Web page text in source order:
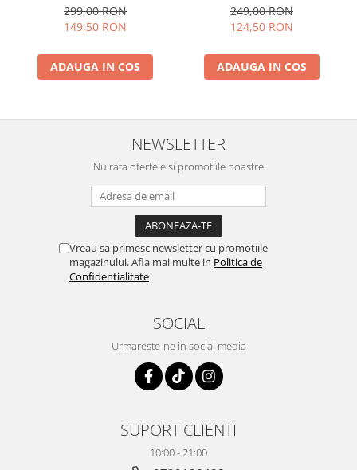
299,00 RON
149,50 RON
ADAUGA IN COS
249,00 RON
124,50 RON
ADAUGA IN COS
NEWSLETTER
Nu rata ofertele si promotiile noastre
Vreau sa primesc newsletter cu promotiile
magazinului. Afla mai multe in Politica de
Confidentialitate
SOCIAL
Urmareste-ne in social media
SUPORT CLIENTI
10:00 - 21:00